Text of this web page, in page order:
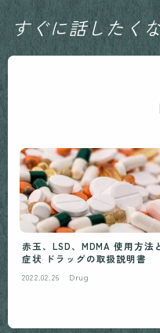
すぐに話したく
赤玉、LSD、MDMA 使用方法
症状 ドラッグの取扱説明書
2022.02.26 Drug